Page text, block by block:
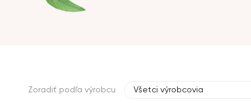
Zoradiť podľa výrobcu Všetci výrobcovia